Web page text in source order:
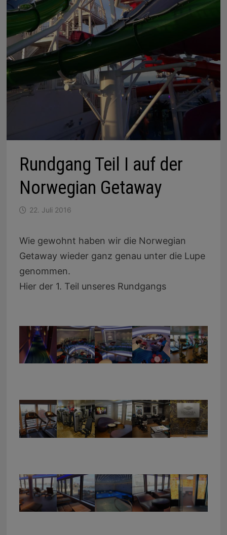
Rundgang Teil I auf der
Norwegian Getaway
22. Juli 2016
Wie gewohnt haben wir die Norwegian
Getaway wieder ganz genau unter die Lupe
genommen.
Hier der 1. Teil unseres Rundgangs